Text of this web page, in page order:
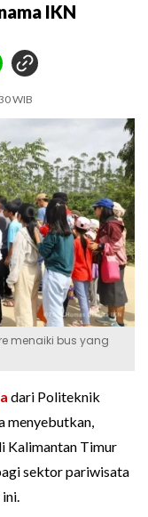
IKN
WIB
menaiki bus yang
dari Politeknik
menyebutkan,
Kalimantan Timur
sektor pariwisata